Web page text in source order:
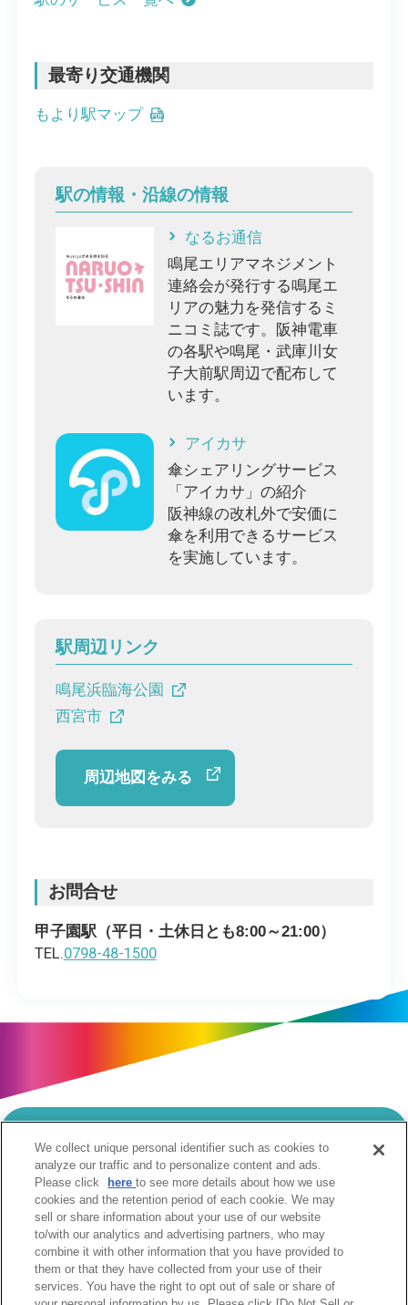
最寄り交通機関
もより駅マップ
駅の情報・沿線の情報
なるお通信
鳴尾エリアマネジメント
連絡会が発行する鳴尾エ
リアの魅力を発信するミ
ニコミ誌です。阪神電車
の各駅や鳴尾・武庫川女
子大前駅周辺で配布して
います。
アイカサ
傘シェアリングサービス
「アイカサ」の紹介
阪神線の改札外で安価に
傘を利用できるサービス
を実施しています。
駅周辺リンク
鳴尾浜臨海公園
西宮市
周辺地図をみる
お問合せ
甲子園駅（平日・土休日とも8:00～21:00）
TEL.0798-48-1500
当サイトのご利用にあたって
個人情報の取扱いについて
Cookie設定について
ソーシャルメディア利用規約
ウェブアクセシビリティへの取組み
関係会社
サイトマップ
お問合せ
We collect unique personal identifier such as cookies to
analyze our traffic and to personalize content and ads.
Please click
hereto see more details about how we use
cookies and the retention period of each cookie. We may
sell or share information about your use of our website
to/with our analytics and advertising partners, who may
combine it with other information that you have provided to
them or that they have collected from your use of their
services. You have the right to opt out of sale or share of